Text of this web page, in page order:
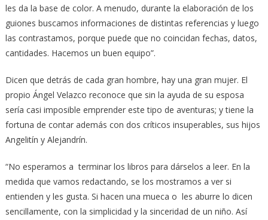
les da la base de color. A menudo, durante la elaboración de los
guiones buscamos informaciones de distintas referencias y luego
las contrastamos, porque puede que no coincidan fechas, datos,
cantidades. Hacemos un buen equipo”.
Dicen que detrás de cada gran hombre, hay una gran mujer. El
propio Ángel Velazco reconoce que sin la ayuda de su esposa
sería casi imposible emprender este tipo de aventuras; y tiene la
fortuna de contar además con dos críticos insuperables, sus hijos
Angelitín y Alejandrín.
“No esperamos a terminar los libros para dárselos a leer. En la
medida que vamos redactando, se los mostramos a ver si
entienden y les gusta. Si hacen una mueca o les aburre lo dicen
sencillamente, con la simplicidad y la sinceridad de un niño. Así